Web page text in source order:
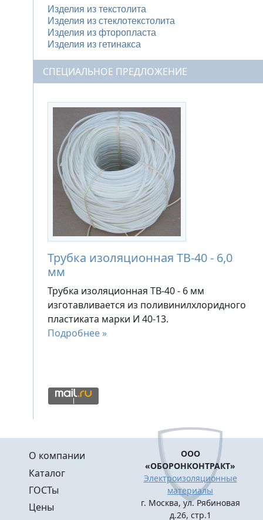
Изделия из текстолита
Изделия из стеклотекстолита
Изделия из фторопласта
Изделия из гетинакса
СПЕЦИАЛЬНОЕ ПРЕДЛОЖЕНИЕ
Трубка изоляционная ТВ-40 - 6,0
мм
Трубка изоляционная ТВ-40 - 6 мм
изготавливается из поливинилхлоридного
пластиката марки И 40-13.
Подробнее »
Меню в подвале
О компании
Каталог
ГОСТы
Цены
ООО
«ОБОРОНКОНТРАКТ»
Электроизоляционные
материалы
г. Москва, ул. Рябиновая
д.26, стр.1